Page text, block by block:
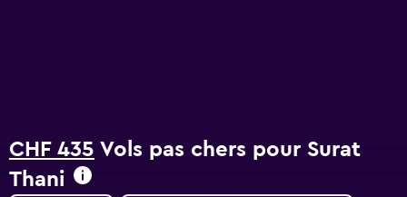
CHF 435 Vols pas chers pour Surat
Thani